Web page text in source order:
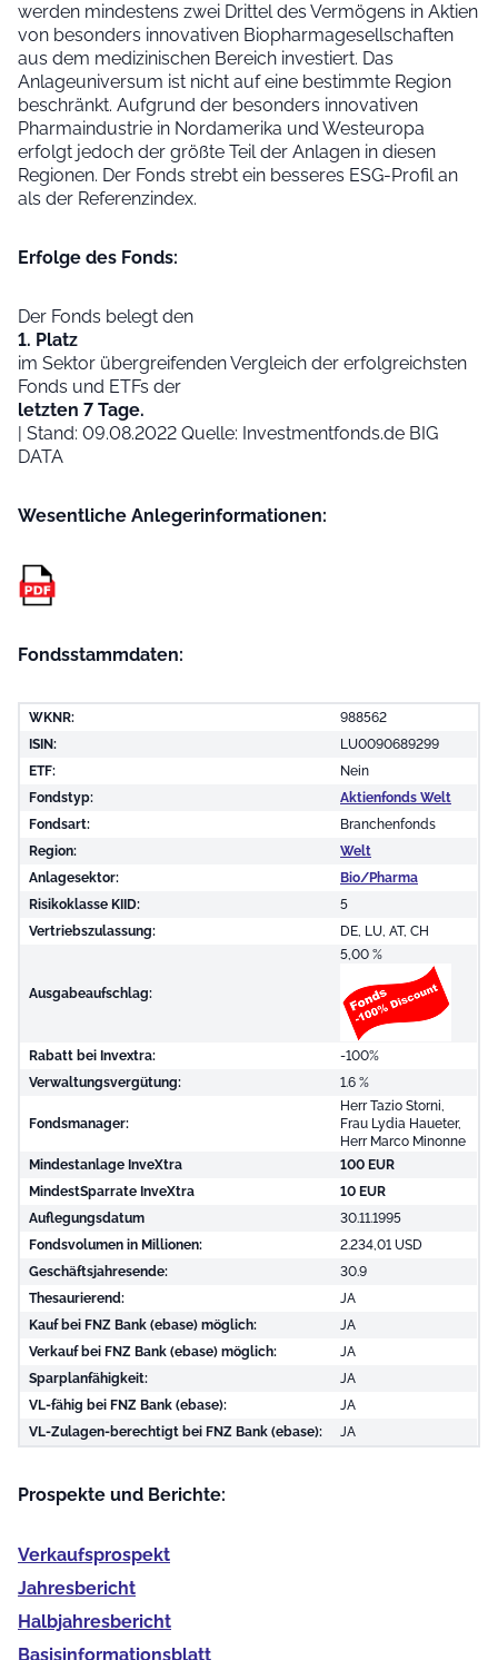
werden mindestens zwei Drittel des Vermögens in Aktien
von besonders innovativen Biopharmagesellschaften
aus dem medizinischen Bereich investiert. Das
Anlageuniversum ist nicht auf eine bestimmte Region
beschränkt. Aufgrund der besonders innovativen
Pharmaindustrie in Nordamerika und Westeuropa
erfolgt jedoch der größte Teil der Anlagen in diesen
Regionen. Der Fonds strebt ein besseres ESG-Profil an
als der Referenzindex.
Erfolge des Fonds:
Der Fonds belegt den
1. Platz
im Sektor übergreifenden Vergleich der erfolgreichsten
Fonds und ETFs der
letzten 7 Tage.
| Stand: 09.08.2022 Quelle: Investmentfonds.de BIG
DATA
Wesentliche Anleger­informationen:
Fondsstammdaten:
WKNR:
988562
ISIN:
LU0090689299
ETF:
Nein
Fondstyp:
Aktienfonds Welt
Fondsart:
Branchenfonds
Region:
Welt
Anlagesektor:
Bio/Pharma
Risikoklasse KIID:
5
Vertriebszulassung:
DE, LU, AT, CH
Ausgabeaufschlag:
5,00 %
Rabatt bei Invextra:
-100%
Verwaltungsvergütung:
1.6 %
Fondsmanager:
Herr Tazio Storni,
Frau Lydia Haueter,
Herr Marco Minonne
Mindestanlage InveXtra
100 EUR
MindestSparrate InveXtra
10 EUR
Auflegungsdatum
30.11.1995
Fondsvolumen in Millionen:
2.234,01 USD
Geschäftsjahresende:
30.9
Thesaurierend:
JA
Kauf bei FNZ Bank (ebase) möglich:
JA
Verkauf bei FNZ Bank (ebase) möglich:
JA
Sparplanfähigkeit:
JA
VL-fähig bei FNZ Bank (ebase):
JA
VL-Zulagen-berechtigt bei FNZ Bank (ebase):
JA
Prospekte und Berichte:
Verkaufs­prospekt
Jahres­bericht
Halb­jahres­bericht
Basis­informationsblatt